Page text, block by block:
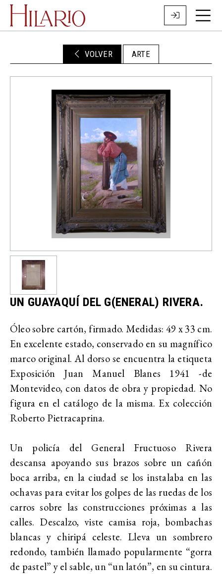
VOLVER ARTE
UN GUAYAQUÍ DEL G(ENERAL) RIVERA.
Óleo sobre cartón, firmado. Medidas: 49 x 33 cm.
En excelente estado, conservado en su magnífico
marco original. Al dorso se encuentra la etiqueta
Exposición Juan Manuel Blanes 1941 -de
Montevideo, con datos de obra y propiedad. No
figura en el catálogo de la misma. Ex colección
Roberto Pietracaprina.
Un policía del General Fructuoso Rivera
descansa apoyando sus brazos sobre un cañón
boca arriba, en la ciudad se los instalaba en las
ochavas para evitar los golpes de las ruedas de los
carros sobre las construcciones próximas a las
calles. Descalzo, viste camisa roja, bombachas
blancas y chiripá celeste. Lleva un sombrero
redondo, también llamado popularmente “gorra
de pastel” y el sable, un “un latón”, en su cintura.